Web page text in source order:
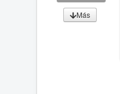
Más